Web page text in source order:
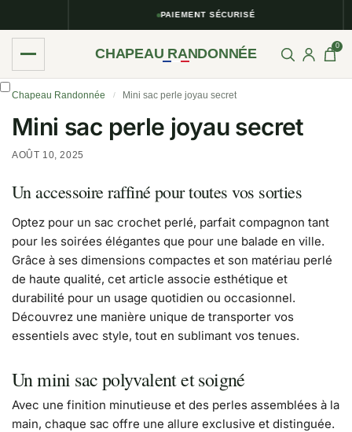
PAIEMENT SÉCURISÉ
CHAPEAU RANDONNÉE 0
Chapeau Randonnée / Mini sac perle joyau secret
Mini sac perle joyau secret
AOÛT 10, 2025
Un accessoire raffiné pour toutes vos sorties
Optez pour un sac crochet perlé, parfait compagnon tant
pour les soirées élégantes que pour une balade en ville.
Grâce à ses dimensions compactes et son matériau perlé
de haute qualité, cet article associe esthétique et
durabilité pour un usage quotidien ou occasionnel.
Découvrez une manière unique de transporter vos
essentiels avec style, tout en sublimant vos tenues.
Un mini sac polyvalent et soigné
Avec une finition minutieuse et des perles assemblées à la
main, chaque sac offre une allure exclusive et distinguée.